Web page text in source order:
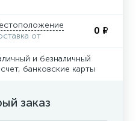
от
0 ₽
и безналичный
банковские карты
заказ